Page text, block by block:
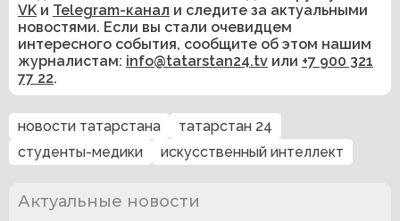
VK и Telegram-канал и следите за актуальными
новостями. Если вы стали очевидцем
интересного события, сообщите об этом нашим
журналистам: info@tatarstan24.tv или +7 900 321
77 22.
новости татарстана
татарстан 24
студенты-медики
искусственный интеллект
Актуальные новости